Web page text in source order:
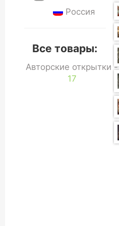
Россия
Все товары:
Авторские открытки -
17